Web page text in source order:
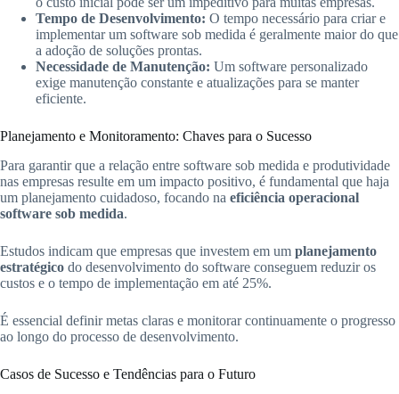
Tempo de Desenvolvimento: O tempo necessário para criar e
implementar um software sob medida é geralmente maior do que
a adoção de soluções prontas.
Necessidade de Manutenção: Um software personalizado
exige manutenção constante e atualizações para se manter
eficiente.
Planejamento e Monitoramento: Chaves para o Sucesso
Para garantir que a relação entre software sob medida e produtividade
nas empresas resulte em um impacto positivo, é fundamental que haja
um planejamento cuidadoso, focando na eficiência operacional
software sob medida.
Estudos indicam que empresas que investem em um planejamento
estratégico do desenvolvimento do software conseguem reduzir os
custos e o tempo de implementação em até 25%.
É essencial definir metas claras e monitorar continuamente o progresso
ao longo do processo de desenvolvimento.
Casos de Sucesso e Tendências para o Futuro